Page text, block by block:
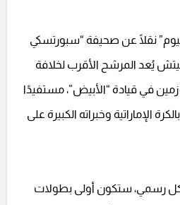
نقلًا عن صحيفة “سبورتسكي
يُعد المرشح الأقرب لخلافة
في قيادة “الأبيض”، مستفيدًا
الإماراتية وخبراته الكبيرة على
رسمي، ستكون أولى بطولات